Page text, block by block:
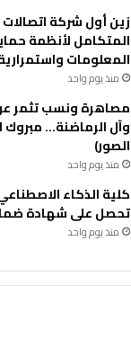
زين أول شركة اتصالات
المتكامل لأنظمة
المعلومات
منذ يوم واحد
مصاهرة ونسب تثمر
وآل الرماضنة…
الصور)
منذ يوم واحد
كلية الذكاء
تحصل على شهادة ضمان
منذ يوم واحد